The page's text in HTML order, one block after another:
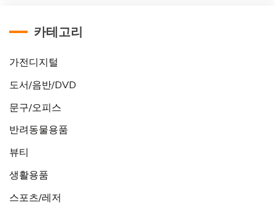
카테고리
가전디지털
도서/음반/DVD
문구/오피스
반려동물용품
뷰티
생활용품
스포츠/레저